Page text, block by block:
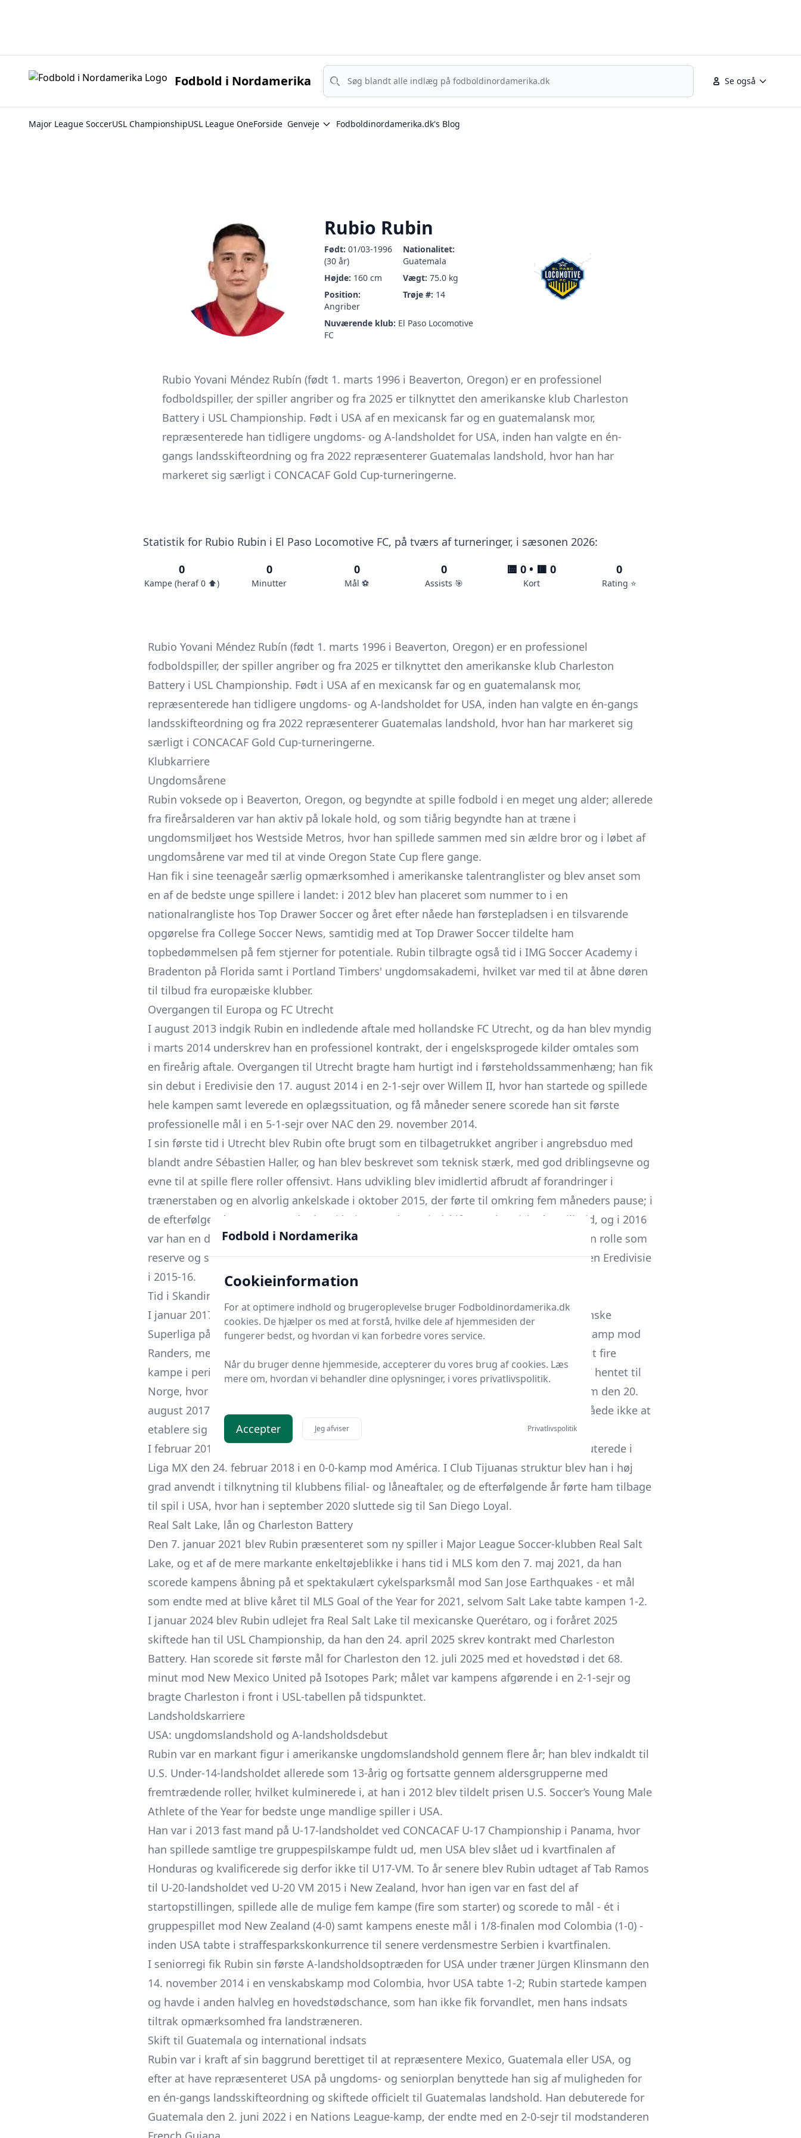
Fodbold i Nordamerika Se også
Søg
Søg
Major League SoccerUSL ChampionshipUSL League OneForside Genveje Fodboldinordamerika.dk's Blog
Rubio Rubin
Født: 01/03-1996
(30 år)
Nationalitet:
Guatemala
Højde: 160 cm Vægt: 75.0 kg
Position:
Angriber
Trøje #: 14
Nuværende klub: El Paso Locomotive
FC
Rubio Yovani Méndez Rubín (født 1. marts 1996 i Beaverton, Oregon) er en professionel
fodboldspiller, der spiller angriber og fra 2025 er tilknyttet den amerikanske klub Charleston
Battery i USL Championship. Født i USA af en mexicansk far og en guatemalansk mor,
repræsenterede han tidligere ungdoms- og A-landsholdet for USA, inden han valgte en én-
gangs landsskifteordning og fra 2022 repræsenterer Guatemalas landshold, hvor han har
markeret sig særligt i CONCACAF Gold Cup-turneringerne.
Statistik for Rubio Rubin i El Paso Locomotive FC, på tværs af turneringer, i sæsonen 2026:
0
Kampe (heraf 0 ⬆️)
0
Minutter
0
Mål ⚽️
0
Assists 🎯
🟨 0 • 🟥 0
Kort
0
Rating ⭐️
Rubio Yovani Méndez Rubín (født 1. marts 1996 i Beaverton, Oregon) er en professionel
fodboldspiller, der spiller angriber og fra 2025 er tilknyttet den amerikanske klub Charleston
Battery i USL Championship. Født i USA af en mexicansk far og en guatemalansk mor,
repræsenterede han tidligere ungdoms- og A-landsholdet for USA, inden han valgte en én-gangs
landsskifteordning og fra 2022 repræsenterer Guatemalas landshold, hvor han har markeret sig
særligt i CONCACAF Gold Cup-turneringerne.
Klubkarriere
Ungdomsårene
Rubin voksede op i Beaverton, Oregon, og begyndte at spille fodbold i en meget ung alder; allerede
fra fireårsalderen var han aktiv på lokale hold, og som tiårig begyndte han at træne i
ungdomsmiljøet hos Westside Metros, hvor han spillede sammen med sin ældre bror og i løbet af
ungdomsårene var med til at vinde Oregon State Cup flere gange.
Han fik i sine teenageår særlig opmærksomhed i amerikanske talentranglister og blev anset som
en af de bedste unge spillere i landet: i 2012 blev han placeret som nummer to i en
nationalrangliste hos Top Drawer Soccer og året efter nåede han førstepladsen i en tilsvarende
opgørelse fra College Soccer News, samtidig med at Top Drawer Soccer tildelte ham
topbedømmelsen på fem stjerner for potentiale. Rubin tilbragte også tid i IMG Soccer Academy i
Bradenton på Florida samt i Portland Timbers' ungdomsakademi, hvilket var med til at åbne døren
til tilbud fra europæiske klubber.
Overgangen til Europa og FC Utrecht
I august 2013 indgik Rubin en indledende aftale med hollandske FC Utrecht, og da han blev myndig
i marts 2014 underskrev han en professionel kontrakt, der i engelsksprogede kilder omtales som
en fireårig aftale. Overgangen til Utrecht bragte ham hurtigt ind i førsteholdssammenhæng; han fik
sin debut i Eredivisie den 17. august 2014 i en 2-1-sejr over Willem II, hvor han startede og spillede
hele kampen samt leverede en oplægssituation, og få måneder senere scorede han sit første
professionelle mål i en 5-1-sejr over NAC den 29. november 2014.
I sin første tid i Utrecht blev Rubin ofte brugt som en tilbagetrukket angriber i angrebsduo med
blandt andre Sébastien Haller, og han blev beskrevet som teknisk stærk, med god driblingsevne og
evne til at spille flere roller offensivt. Hans udvikling blev imidlertid afbrudt af forandringer i
trænerstaben og en alvorlig ankelskade i oktober 2015, der førte til omkring fem måneders pause; i
de efterfølgende sæsoner endte han i højere grad som indskifter og kroniskede spilletid, og i 2016
var han en del af truppen, da Utrecht nåede finalen i KNVB Beker, men havde primært en rolle som
reserve og spillede i perioder for klubbens reserver (Jong FC Utrecht), som vandt Beloften Eredivisie
i 2015-16.
Tid i Skandinavien og tilbage i Nordamerika
I januar 2017 forlod Rubin FC Utrecht og skrev kort efter under for Silkeborg IF i den danske
Superliga på en kort kontrakt frem til sommeren; han fik debut den 5. marts 2017 i en kamp mod
Randers, men opnåede kun få indhop i løbet af de seks måneder og stod noteret for i alt fire
kampe i perioden. Efter afslutningen af opholdet i Silkeborg blev Rubin i midten af 2017 hentet til
Norge, hvor han skrev kontrakt med Stabæk Fotball for resten af sæsonen; debuten kom den 20.
august 2017 i en 3-2-sejr over Molde, men også her fik han begrænset spilletid og formåede ikke at
etablere sig som fast mand i startopstillingen.
I februar 2018 flyttede Rubin til Mexico, hvor han skrev under med Club Tijuana og debuterede i
Liga MX den 24. februar 2018 i en 0-0-kamp mod América. I Club Tijuanas struktur blev han i høj
grad anvendt i tilknytning til klubbens filial- og låneaftaler, og de efterfølgende år førte ham tilbage
til spil i USA, hvor han i september 2020 sluttede sig til San Diego Loyal.
Real Salt Lake, lån og Charleston Battery
Den 7. januar 2021 blev Rubin præsenteret som ny spiller i Major League Soccer-klubben Real Salt
Lake, og et af de mere markante enkeltøjeblikke i hans tid i MLS kom den 7. maj 2021, da han
scorede kampens åbning på et spektakulært cykelsparksmål mod San Jose Earthquakes - et mål
som endte med at blive kåret til MLS Goal of the Year for 2021, selvom Salt Lake tabte kampen 1-2.
I januar 2024 blev Rubin udlejet fra Real Salt Lake til mexicanske Querétaro, og i foråret 2025
skiftede han til USL Championship, da han den 24. april 2025 skrev kontrakt med Charleston
Battery. Han scorede sit første mål for Charleston den 12. juli 2025 med et hovedstød i det 68.
minut mod New Mexico United på Isotopes Park; målet var kampens afgørende i en 2-1-sejr og
bragte Charleston i front i USL-tabellen på tidspunktet.
Landsholdskarriere
USA: ungdomslandshold og A-landsholdsdebut
Rubin var en markant figur i amerikanske ungdomslandshold gennem flere år; han blev indkaldt til
U.S. Under-14-landsholdet allerede som 13-årig og fortsatte gennem aldersgrupperne med
fremtrædende roller, hvilket kulminerede i, at han i 2012 blev tildelt prisen U.S. Soccer’s Young Male
Athlete of the Year for bedste unge mandlige spiller i USA.
Han var i 2013 fast mand på U-17-landsholdet ved CONCACAF U-17 Championship i Panama, hvor
han spillede samtlige tre gruppespilskampe fuldt ud, men USA blev slået ud i kvartfinalen af
Honduras og kvalificerede sig derfor ikke til U17-VM. To år senere blev Rubin udtaget af Tab Ramos
til U-20-landsholdet ved U-20 VM 2015 i New Zealand, hvor han igen var en fast del af
startopstillingen, spillede alle de mulige fem kampe (fire som starter) og scorede to mål - ét i
gruppespillet mod New Zealand (4-0) samt kampens eneste mål i 1/8-finalen mod Colombia (1-0) -
inden USA tabte i straffesparkskonkurrence til senere verdensmestre Serbien i kvartfinalen.
I seniorregi fik Rubin sin første A-landsholdsoptræden for USA under træner Jürgen Klinsmann den
14. november 2014 i en venskabskamp mod Colombia, hvor USA tabte 1-2; Rubin startede kampen
og havde i anden halvleg en hovedstødschance, som han ikke fik forvandlet, men hans indsats
tiltrak opmærksomhed fra landstræneren.
Skift til Guatemala og international indsats
Rubin var i kraft af sin baggrund berettiget til at repræsentere Mexico, Guatemala eller USA, og
efter at have repræsenteret USA på ungdoms- og seniorplan benyttede han sig af muligheden for
en én-gangs landsskifteordning og skiftede officielt til Guatemalas landshold. Han debuterede for
Guatemala den 2. juni 2022 i en Nations League-kamp, der endte med en 2-0-sejr til modstanderen
Fodbold i Nordamerika
Cookieinformation
For at optimere indhold og brugeroplevelse bruger Fodboldinordamerika.dk
cookies. De hjælper os med at forstå, hvilke dele af hjemmesiden der
fungerer bedst, og hvordan vi kan forbedre vores service.
Når du bruger denne hjemmeside, accepterer du vores brug af cookies. Læs
mere om, hvordan vi behandler dine oplysninger, i vores privatlivspolitik.
Accepter Jeg afviser Privatlivspolitik